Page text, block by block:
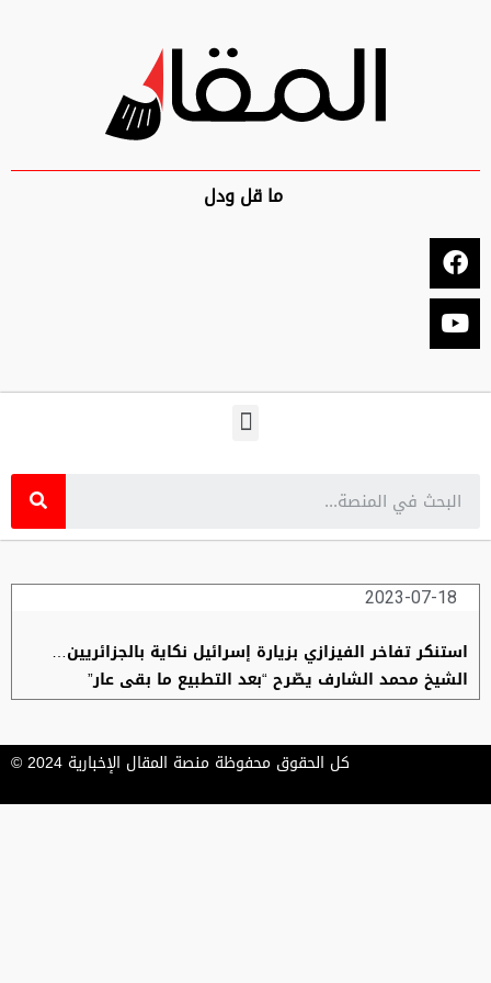
ما قل ودل
2023-07-18
استنكر تفاخر الفيزازي بزيارة إسرائيل نكاية بالجزائريين…
الشيخ محمد الشارف يصّرح “بعد التطبيع ما بقى عار”
كل الحقوق محفوظة منصة المقال الإخبارية 2024 ©